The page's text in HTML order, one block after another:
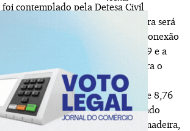
contemplado pela Defesa Civil
de R$ 5.1 milhões. A obra será
arroio Boa Vista e cria uma nova conexão
ERS-453, a Rota do Sol, a ERS-129 e a
um corredor de transporte para o
da produção primária.
69,45 metros de comprimento e 8,76
com oito metros de pista, sendo
cada sentido. A ponte atual, em madeira,